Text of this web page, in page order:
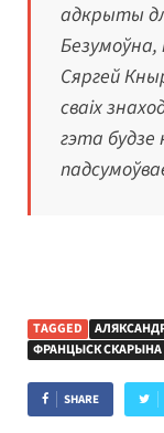
адкрыты
Сяргей
сваіх
гэта
TAGGED
ФРАНЦЫСК СКАРЫНА
SHARE